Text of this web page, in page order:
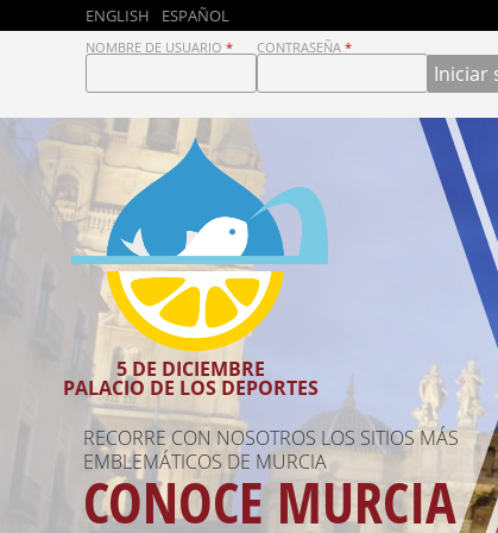
ENGLISH ESPAÑOL
D
R
U
P
A
L
D
A
Y
NOMBRE DE USUARIO * CONTRASEÑA *
RECORRE CON NOSOTROS LOS SITIOS MÁS
EMBLEMÁTICOS DE MURCIA
CONOCE MURCIA
NO TE PODRÁS IR SIN PROBAR LOS PASTELES
DE CARNE Y LAS MARINERAS.
VENTE DE TAPAS
COLABORADOR DEL DRUPAL DAY MURCIA 2015
MURCIA LAN
5 DE DICIEMBRE
PALACIO DE LOS DEPORTES